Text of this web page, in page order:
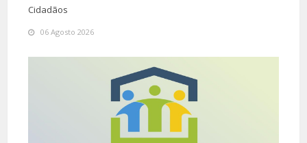
Cidadãos
06 Agosto 2026